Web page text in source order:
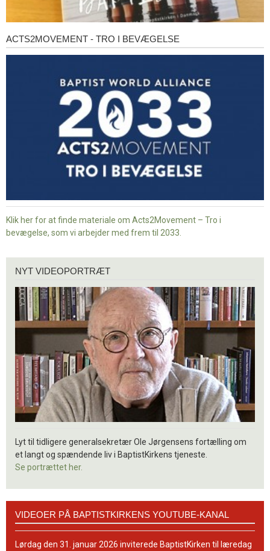
Acts2Movement
-
ACTS2MOVEMENT - TRO I BEVÆGELSE
Klik her for at finde materiale om Acts2Movement – Tro i
bevægelse, som vi arbejder med frem til 2033.
videoportræt
NYT VIDEOPORTRÆT
Lyt til tidligere generalsekretær Ole Jørgensens fortælling om
et langt og spændende liv i BaptistKirkens tjeneste.
Se portrættet her.
BaptistKirkens
YouTube-
VIDEOER PÅ BAPTISTKIRKENS YOUTUBE-KANAL
Lørdag den 31. januar 2026 inviterede BaptistKirken til læredag